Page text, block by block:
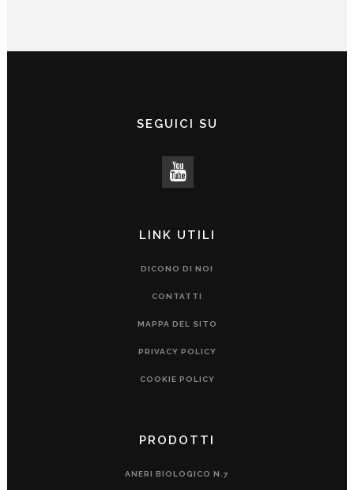
SEGUICI SU
LINK UTILI
DICONO DI NOI
CONTATTI
MAPPA DEL SITO
PRIVACY POLICY
COOKIE POLICY
PRODOTTI
ANERI BIOLOGICO N.7